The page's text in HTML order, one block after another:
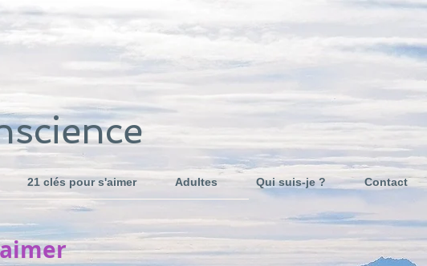
21 clés pour s'aimer Adultes Qui suis-je ? Contact